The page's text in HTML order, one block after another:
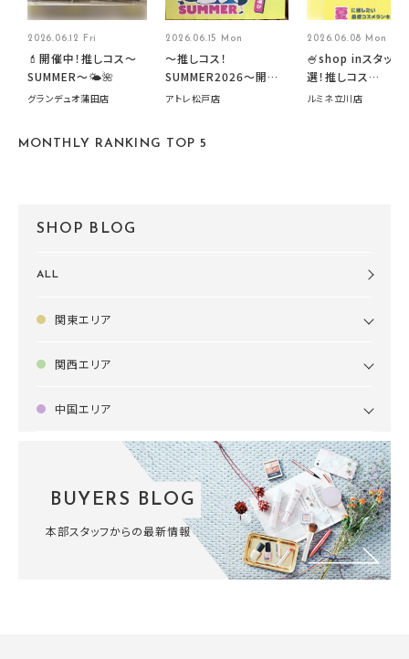
2026.06.12 Fri
💄開催中！推しコス〜
SUMMER〜🌤️🌺
グランデュオ蒲田店
2026.06.15 Mon
～推しコス！
SUMMER2026～開催
中です！
アトレ松戸店
2026.06.08 Mon
🍧shop inスタッフ
選！推しコス
summer2026開催
ルミネ立川店
MONTHLY RANKING TOP 5
SHOP BLOG
ALL
関東エリア
関西エリア
中国エリア
BUYERS BLOG
本部スタッフからの最新情報